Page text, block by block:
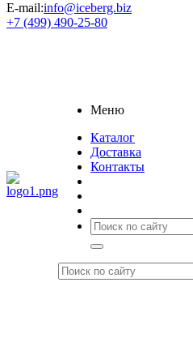
E-mail:info@iceberg.biz
+7 (499) 490-25-80
Меню
Каталог
Доставка
Контакты